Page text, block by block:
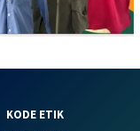
KODE ETIK